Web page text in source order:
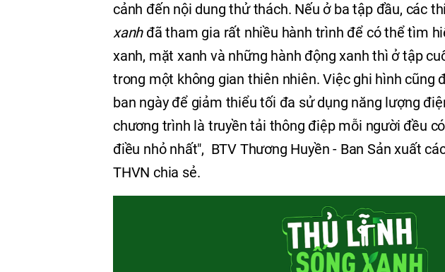
cảnh đến nội dung thử thách. Nếu ở ba tập đầu, các
xanhđã tham gia rất nhiều hành trình để có thể tìm
xanh, mặt xanh và những hành động xanh thì ở tập
trong một không gian thiên nhiên. Việc ghi hình cũng
ban ngày để giảm thiểu tối đa sử dụng năng lượng
chương trình là truyền tải thông điệp mỗi người đều
điều nhỏ nhất", BTV Thương Huyền - Ban Sản xuất
THVN chia sẻ.